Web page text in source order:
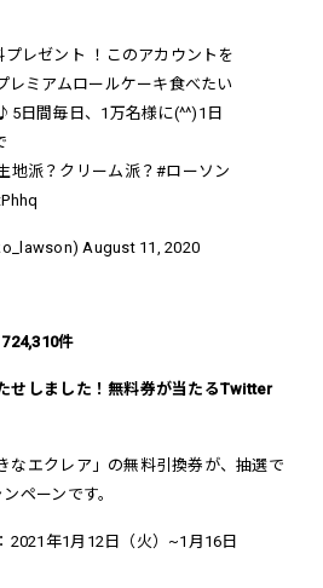
レゼント
！このアカウントを
レミアムロールケーキ食べたい
日間毎日、1万名様に(^^)1日
地派？クリーム派？#ローソン
August 11, 2020
件
せしました！無料券が当たるTwitter
なエクレア」の無料引換券が、抽選で
ペーンです。
2021年1月12日（火）~1月16日